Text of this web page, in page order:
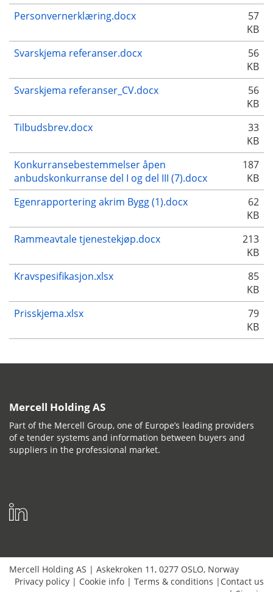
Personvernerklæring.docx
57
KB
Svarskjema referanser.docx
56
KB
Svarskjema referanser_CV.docx
56
KB
Tilbudsbrev.docx
33
KB
Konkurransebestemmelser åpen
anbudskonkurranse del I og del III (7).docx
187
KB
Egenrapportering akrim Bygg (1).docx
62
KB
Rammeavtale tjenestekjøp.docx
213
KB
Kravspesifikasjon.xlsx
85
KB
Prisskjema.xlsx
79
KB
Mercell Holding AS
Part of the Mercell Group, one of Europe’s leading providers
of e tender systems and information between buyers and
suppliers in the professional market.
Mercell Holding AS | Askekroken 11 , 0277 OSLO, Norway
Privacy policy | Cookie info | Terms & conditions | Contact us